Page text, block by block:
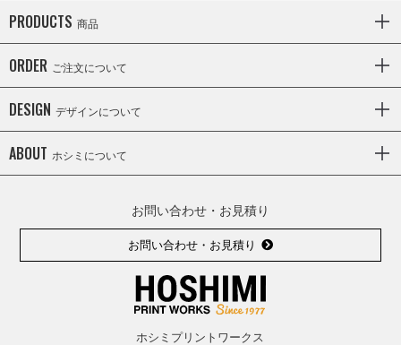
PRODUCTS 商品
ORDER ご注文について
DESIGN デザインについて
ABOUT ホシミについて
お問い合わせ・お見積り
お問い合わせ・お見積り
ホシミプリントワークス